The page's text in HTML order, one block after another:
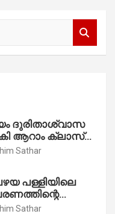
ദുരിതാശ്വാസ
ആറാം ക്ലാസ്
Sathar
പള്ളിയിലെ
കാൽനാട്ട്
Sathar